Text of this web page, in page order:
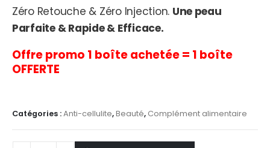
Zéro Retouche & Zéro Injection. Une peau
Parfaite & Rapide & Efficace.
Offre promo 1 boîte achetée = 1 boîte
OFFERTE
Catégories :Anti-cellulite,Beauté, Complément alimentaire